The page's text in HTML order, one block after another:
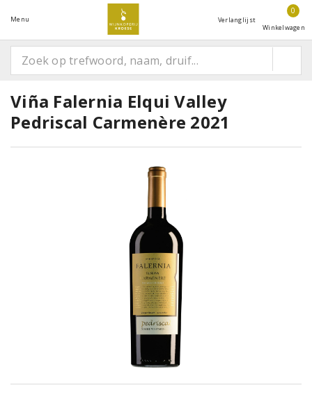
Menu Verlanglijst
0
Winkelwagen
Viña Falernia Elqui Valley
Pedriscal Carmenère 2021